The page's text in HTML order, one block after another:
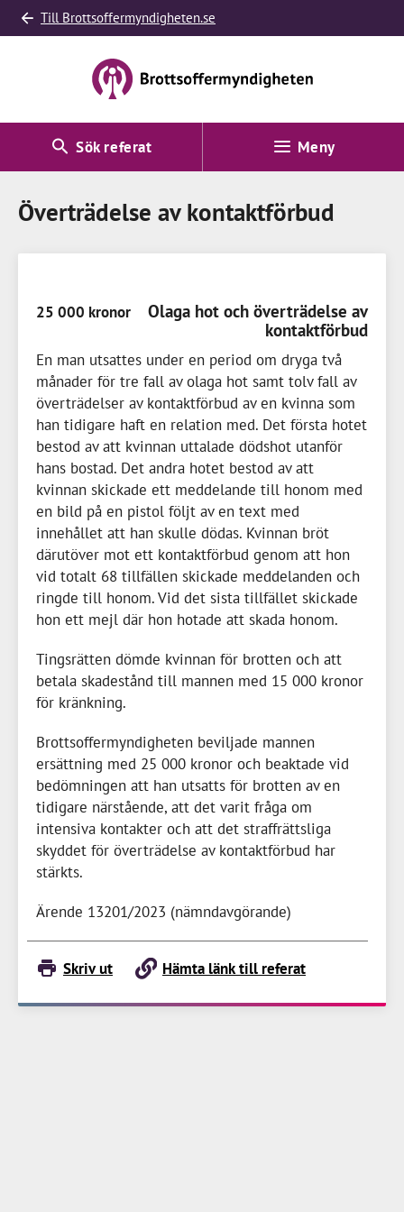
Till Brottsoffermyndigheten.se
Sök referat Meny
Överträdelse av kontaktförbud
25 000 kronor
Olaga hot och överträdelse av
kontaktförbud
En man utsattes under en period om dryga två
månader för tre fall av olaga hot samt tolv fall av
överträdelser av kontaktförbud av en kvinna som
han tidigare haft en relation med. Det första hotet
bestod av att kvinnan uttalade dödshot utanför
hans bostad. Det andra hotet bestod av att
kvinnan skickade ett meddelande till honom med
en bild på en pistol följt av en text med
innehållet att han skulle dödas. Kvinnan bröt
därutöver mot ett kontaktförbud genom att hon
vid totalt 68 tillfällen skickade meddelanden och
ringde till honom. Vid det sista tillfället skickade
hon ett mejl där hon hotade att skada honom.
Tingsrätten dömde kvinnan för brotten och att
betala skadestånd till mannen med 15 000 kronor
för kränkning.
Brottsoffermyndigheten beviljade mannen
ersättning med 25 000 kronor och beaktade vid
bedömningen att han utsatts för brotten av en
tidigare närstående, att det varit fråga om
intensiva kontakter och att det straffrättsliga
skyddet för överträdelse av kontaktförbud har
stärkts.
Ärende 13201/2023 (nämndavgörande)
Skriv ut Hämta länk till referat